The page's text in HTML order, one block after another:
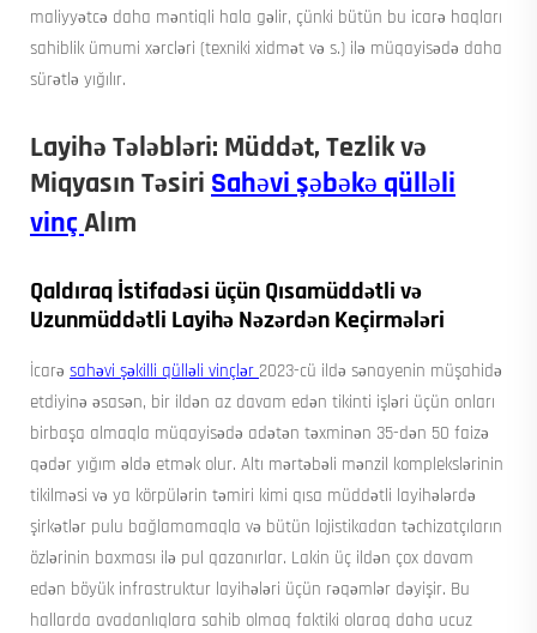
maliyyətcə daha məntiqli hala gəlir, çünki bütün bu icarə haqları
sahiblik ümumi xərcləri (texniki xidmət və s.) ilə müqayisədə daha
sürətlə yığılır.
Layihə Tələbləri: Müddət, Tezlik və
Miqyasın Təsiri Sahəvi şəbəkə qülləli
vinçAlım
Qaldıraq İstifadəsi üçün Qısamüddətli və
Uzunmüddətli Layihə Nəzərdən Keçirmələri
İcarə sahəvi şəkilli qülləli vinçlər 2023-cü ildə sənayenin müşahidə
etdiyinə əsasən, bir ildən az davam edən tikinti işləri üçün onları
birbaşa almaqla müqayisədə adətən təxminən 35-dən 50 faizə
qədər yığım əldə etmək olur. Altı mərtəbəli mənzil komplekslərinin
tikilməsi və ya körpülərin təmiri kimi qısa müddətli layihələrdə
şirkətlər pulu bağlamamaqla və bütün lojistikadan təchizatçıların
özlərinin baxması ilə pul qazanırlar. Lakin üç ildən çox davam
edən böyük infrastruktur layihələri üçün rəqəmlər dəyişir. Bu
hallarda avadanlıqlara sahib olmaq faktiki olaraq daha ucuz